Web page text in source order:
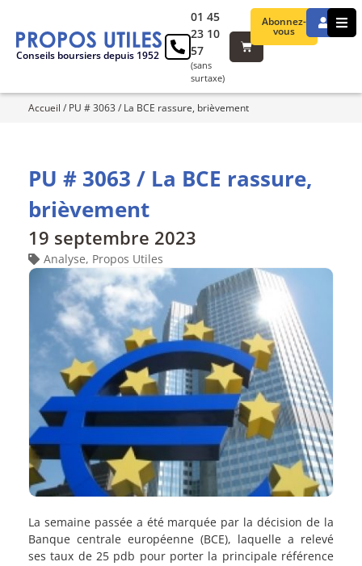
Conseils boursiers depuis 1952
Abonnez-
vous
01 45
23 10
57
(sans
surtaxe)
Accueil / PU # 3063 / La BCE rassure, brièvement
PU # 3063 / La BCE rassure,
brièvement
19 septembre 2023
Analyse, Propos Utiles
La semaine passée a été marquée par la décision de la
Banque centrale européenne (BCE), laquelle a relevé
ses taux de 25 pdb pour porter la principale référence